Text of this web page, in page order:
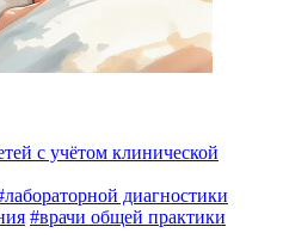
с учётом клинической
диагностики
#врачи общей практики